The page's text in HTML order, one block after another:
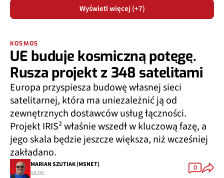
Wyświetl więcej (+7)
KOSMOS
UE buduje kosmiczną potęgę.
Rusza projekt z 348 satelitami
Europa przyspiesza budowę własnej sieci
satelitarnej, która ma uniezależnić ją od
zewnętrznych dostawców usług łączności.
Projekt IRIS² właśnie wszedł w kluczową fazę, a
jego skala będzie jeszcze większa, niż wcześniej
zakładano.
MARIAN SZUTIAK (MSNET)
16:05
0